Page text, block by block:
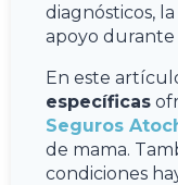
diagnósticos,
apoyo durante
En este
específicas
Seguros
de mama.
condiciones